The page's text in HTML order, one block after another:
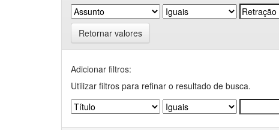
Retornar valores
Adicionar filtros:
Utilizar filtros para refinar o resultado de busca.